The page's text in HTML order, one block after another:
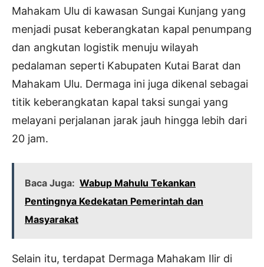
Mahakam Ulu di kawasan Sungai Kunjang yang
menjadi pusat keberangkatan kapal penumpang
dan angkutan logistik menuju wilayah
pedalaman seperti Kabupaten Kutai Barat dan
Mahakam Ulu. Dermaga ini juga dikenal sebagai
titik keberangkatan kapal taksi sungai yang
melayani perjalanan jarak jauh hingga lebih dari
20 jam.
Baca Juga: Wabup Mahulu Tekankan
Pentingnya Kedekatan Pemerintah dan
Masyarakat
Selain itu, terdapat Dermaga Mahakam Ilir di